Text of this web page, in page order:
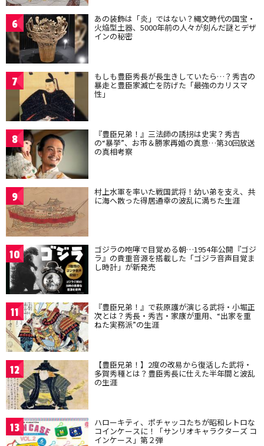
6 あの装飾は「炎」ではない？縄文時代の国宝・
火焔型土器、5000年前の人々が刻んだ謎とデザ
インの秘密
7 もしも豊臣秀長が長生きしていたら…？秀吉の
暴走と豊臣家滅亡を防げた「最強のカリスマ
性」
8 『豊臣兄弟！』三法師の誘拐は史実？秀吉
の“暴挙”、お市＆勝家再婚の真意…第30回放送
の真相考察
9 村上水軍を率いた戦国武将！幼い弟を支え、共
に海へ散った得居通幸の波乱に満ちた生涯
10 ゴジラの咆哮で目覚める朝…1954年公開『ゴジ
ラ』の貴重音源を搭載した「ゴジラ音声目覚ま
し時計」が新発売
11 『豊臣兄弟！』で萩原護が演じる武将・小堀正
次とは？秀長・秀吉・家康が重用、“出家を重
ねた実務派”の生涯
12 【豊臣兄弟！】2度の改易から復活した武将・
多賀秀種とは？豊臣秀長に仕えた半年間と波乱
の生涯
13 ハローキティ、ポチャッコたちが昭和レトロな
コインケースに！「サンリオキャラクターズ コ
インケース」第２弾